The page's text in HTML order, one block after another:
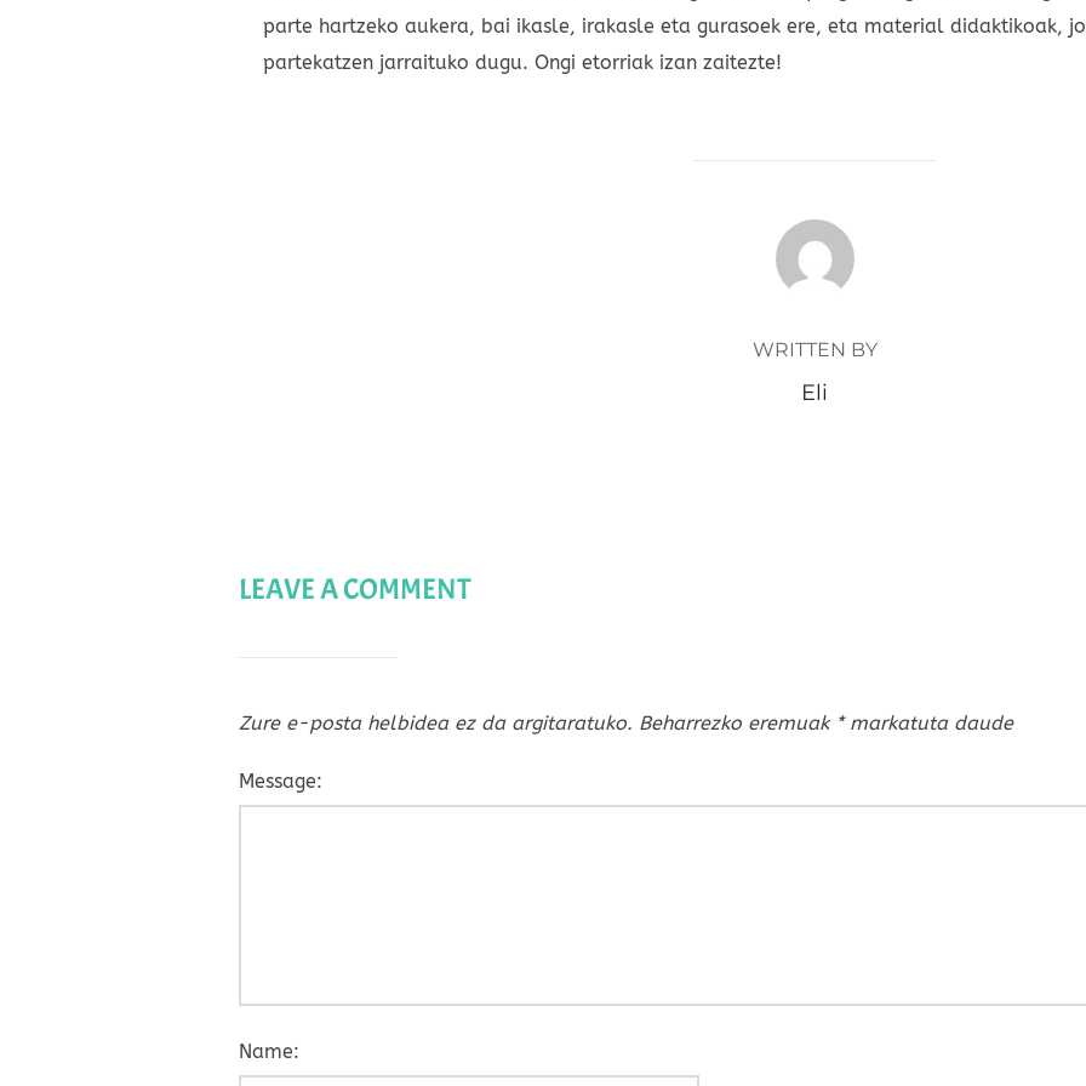
parte hartzeko aukera, bai ikasle, irakasle eta gurasoek ere, eta material didaktikoak,
partekatzen jarraituko dugu. Ongi etorriak izan zaitezte!
POST AUTHOR
WRITTEN BY
Eli
LEAVE A COMMENT
Zure e-posta helbidea ez da argitaratuko. Beharrezko eremuak *markatuta daude
Message:
Name: